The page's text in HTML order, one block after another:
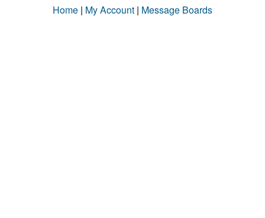
Home | My Account | Message Boards